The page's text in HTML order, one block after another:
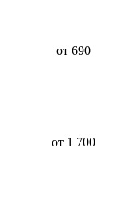
от 690
от 1 700